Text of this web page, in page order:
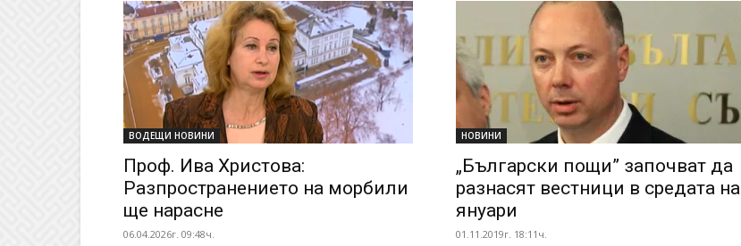
ВОДЕЩИ НОВИНИ
Проф. Ива Христова:
Разпространението на морбили
ще нарасне
06.04.2026г. 09:48ч.
НОВИНИ
„Български пощи” започват да
разнасят вестници в средата на
януари
01.11.2019г. 18:11ч.